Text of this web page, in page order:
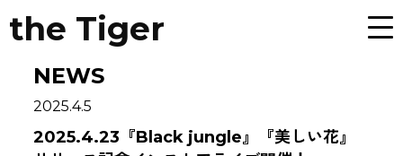
the Tiger
NEWS
2025.4.5
2025.4.23『Black jungle』『美しい花』